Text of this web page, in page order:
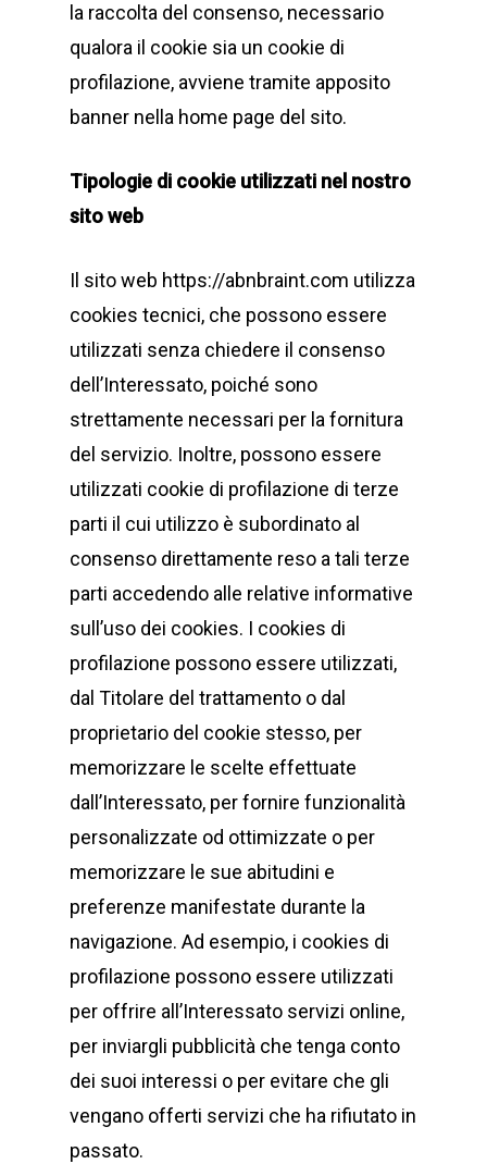
la raccolta del consenso, necessario
qualora il cookie sia un cookie di
profilazione, avviene tramite apposito
banner nella home page del sito.
Tipologie di cookie utilizzati nel nostro
sito web
Il sito web https://abnbraint.com utilizza
cookies tecnici, che possono essere
utilizzati senza chiedere il consenso
dell’Interessato, poiché sono
strettamente necessari per la fornitura
del servizio. Inoltre, possono essere
utilizzati cookie di profilazione di terze
parti il cui utilizzo è subordinato al
consenso direttamente reso a tali terze
parti accedendo alle relative informative
sull’uso dei cookies. I cookies di
profilazione possono essere utilizzati,
dal Titolare del trattamento o dal
proprietario del cookie stesso, per
memorizzare le scelte effettuate
dall’Interessato, per fornire funzionalità
personalizzate od ottimizzate o per
memorizzare le sue abitudini e
preferenze manifestate durante la
navigazione. Ad esempio, i cookies di
profilazione possono essere utilizzati
per offrire all’Interessato servizi online,
per inviargli pubblicità che tenga conto
dei suoi interessi o per evitare che gli
vengano offerti servizi che ha rifiutato in
passato.